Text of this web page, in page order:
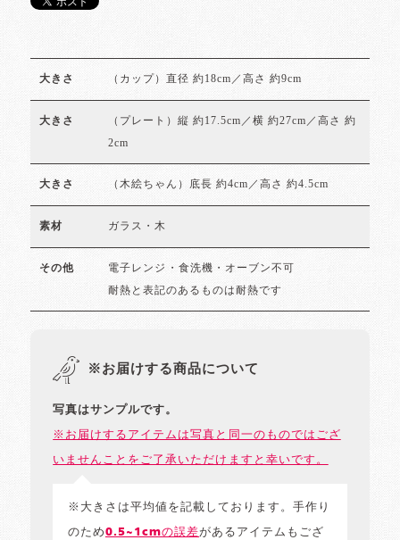
大きさ （カップ）直径 約18cm／高さ 約9cm
大きさ （プレート）縦 約17.5cm／横 約27cm／高さ 約
2cm
大きさ （木絵ちゃん）底長 約4cm／高さ 約4.5cm
素材 ガラス・木
その他 電子レンジ・食洗機・オーブン不可
耐熱と表記のあるものは耐熱です
※お届けする商品について
写真はサンプルです。
※お届けするアイテムは写真と同一のものではござ
いませんことをご了承いただけますと幸いです。
※大きさは平均値を記載しております。手作り
のため0.5~1cmの誤差があるアイテムもござ